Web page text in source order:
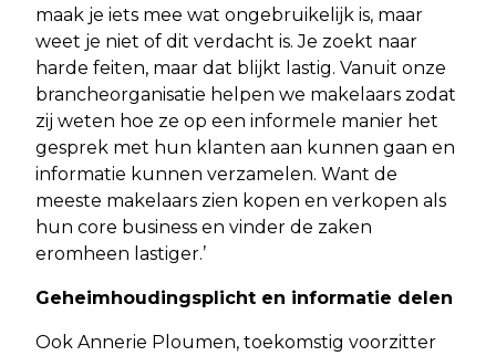
maak je iets mee wat ongebruikelijk is, maar
weet je niet of dit verdacht is. Je zoekt naar
harde feiten, maar dat blijkt lastig. Vanuit onze
brancheorganisatie helpen we makelaars zodat
zij weten hoe ze op een informele manier het
gesprek met hun klanten aan kunnen gaan en
informatie kunnen verzamelen. Want de
meeste makelaars zien kopen en verkopen als
hun core business en vinder de zaken
eromheen lastiger.’
Geheimhoudingsplicht en informatie delen
Ook Annerie Ploumen, toekomstig voorzitter